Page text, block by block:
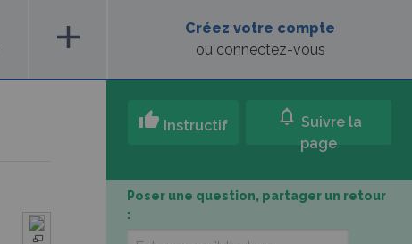
add
Créez votre compte
ou connectez-vous
thumb_up Instructif notifications Suivre la
page
Poser une question, partager un retour
: